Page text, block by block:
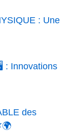
: Une
: Innovations
des